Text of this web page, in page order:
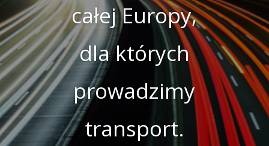
całej Europy,
dla których
prowadzimy
transport.